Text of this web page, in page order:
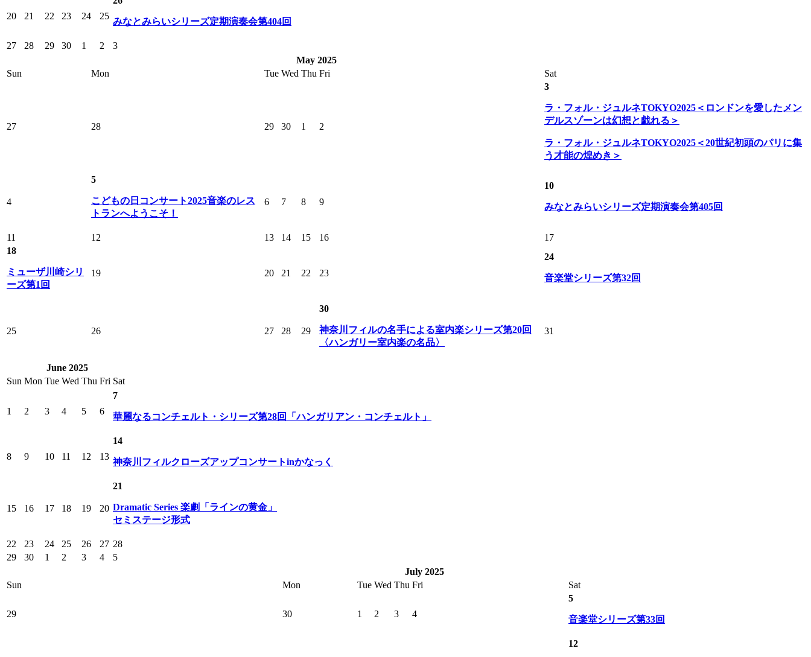
20 21 22 23 24 25
みなとみらいシリーズ定期演奏会第404回
27 28 29 30 1 2
3
May 2025
Sun
Mon Tue Wed Thu Fri Sat
27 28 29 30 1 2
3
ラ・フォル・ジュルネTOKYO2025＜ロンドンを愛したメン
デルスゾーンは幻想と戯れる＞
ラ・フォル・ジュルネTOKYO2025＜20世紀初頭のパリに集
う才能の煌めき＞
4
5
こどもの日コンサート2025音楽のレス
トランへようこそ！
6 7 8 9
10
みなとみらいシリーズ定期演奏会第405回
11 12 13 14 15 16
17
18
ミューザ川崎シリ
ーズ第1回
19 20 21 22 23
24
音楽堂シリーズ第32回
25 26 27 28 29
30
神奈川フィルの名手による室内楽シリーズ第20回
〈ハンガリー室内楽の名品〉
31
June 2025
Sun Mon Tue Wed Thu Fri Sat
1 2 3 4 5 6
7
華麗なるコンチェルト・シリーズ第28回「ハンガリアン・コンチェルト」
8 9 10 11 12 13
14
神奈川フィルクローズアップコンサートinかなっく
15 16 17 18 19 20
21
Dramatic Series 楽劇「ラインの黄金」
セミステージ形式
22 23 24 25 26 27 28
29
30 1 2 3 4
5
July 2025
Sun
Mon Tue Wed Thu Fri Sat
29 30 1 2 3 4
5
音楽堂シリーズ第33回
12